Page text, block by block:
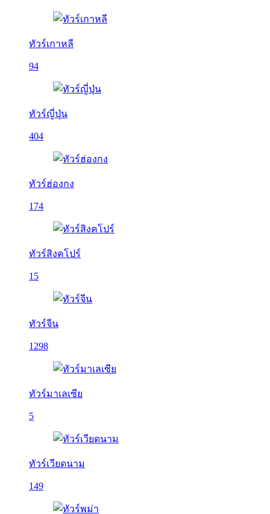
ทัวร์เกาหลี
94
ทัวร์ญี่ปุ่น
404
ทัวร์ฮ่องกง
174
ทัวร์สิงคโปร์
15
ทัวร์จีน
1298
ทัวร์มาเลเซีย
5
ทัวร์เวียดนาม
149